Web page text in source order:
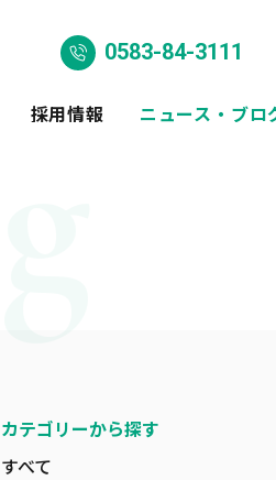
採用情報 ニュース・ブロ
0583-84-3111
カテゴリーから探す
すべて